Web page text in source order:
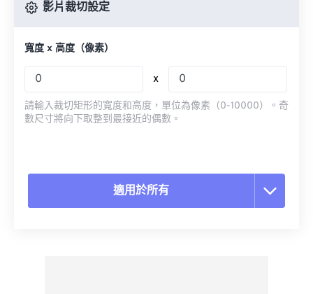
影片裁切設定
寬度 x 高度（像素）
x
請輸入裁切矩形的寬度和高度，單位為像素（0-10000）。奇
數尺寸將向下取整到最接近的偶數。
適用於所有